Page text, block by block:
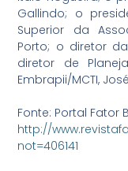
Gallindo; o
Superior da
Porto; o diretor
diretor de
Embrapii/MCTI,
Fonte: Portal Fator
http://
not=406141